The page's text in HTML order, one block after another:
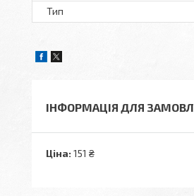
Тип
ІНФОРМАЦІЯ ДЛЯ
Ціна: 151 ₴